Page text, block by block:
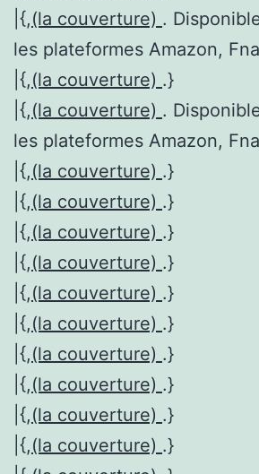
|{,(la couverture) .
les plateformes Amazon,
|{,(la couverture) .}
|{,(la couverture) .
les plateformes Amazon,
|{,(la couverture) .}
|{,(la couverture) .}
|{,(la couverture) .}
|{,(la couverture) .}
|{,(la couverture) .}
|{,(la couverture) .}
|{,(la couverture) .}
|{,(la couverture) .}
|{,(la couverture) .}
|{,(la couverture) .}